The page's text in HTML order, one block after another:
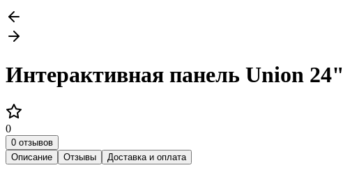
Интерактивная панель Union 24"
0
0 отзывов
Описание
Отзывы Доставка и оплата